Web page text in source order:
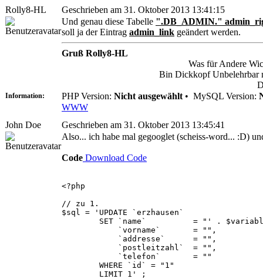
Rolly8-HL
Geschrieben am 31. Oktober 2013 13:41:15
Und genau diese Tabelle ".DB_ADMIN."
soll ja der Eintrag admin_link geändert werden.
Gruß Rolly8-HL
Was für Andere
Bin Dickkopf Unbelehrbar
Information: PHP Version: Nicht ausgewählt • MySQL Version:
WWW
John Doe
Geschrieben am 31. Oktober 2013 13:45:41
Also... ich habe mal gegooglet (scheiss-word... :D)
Code Download Code
<?php
// zu 1.
$sql = 'UPDATE `erzhausen`
SET `name` = "' .
`vorname` = "",
`addresse` = "",
`postleitzahl` = "",
`telefon` = ""
WHERE `id` = "1"
LIMIT 1' ;